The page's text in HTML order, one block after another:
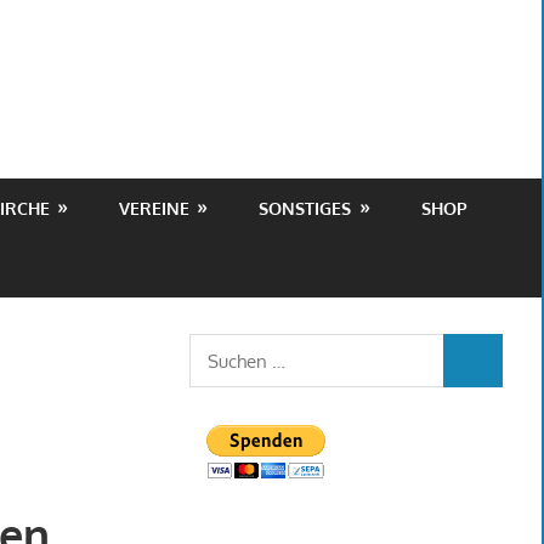
VEREINE SONSTIGES SHOP